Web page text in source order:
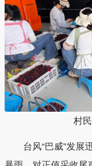
村
台风“巴威”发展